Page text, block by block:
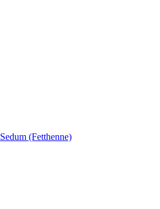
Sedum (Fetthenne)